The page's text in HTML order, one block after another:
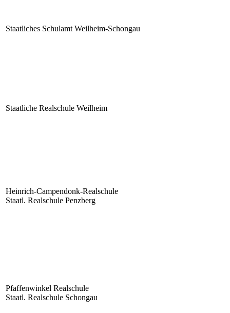
Staatliches Schulamt Weilheim-Schongau
Staatliche Realschule Weilheim
Heinrich-Campendonk-Realschule
Staatl. Realschule Penzberg
Pfaffenwinkel Realschule
Staatl. Realschule Schongau